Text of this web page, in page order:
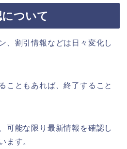
ついて
、割引情報などは日々変化し
こともあれば、終了すること
可能な限り最新情報を確認し
ます。